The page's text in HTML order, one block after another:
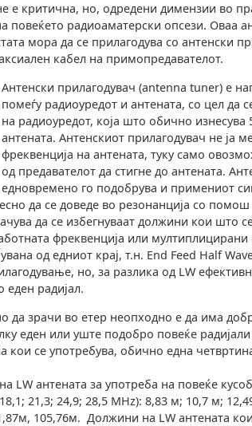
е критична, но, одредени димензии во
повеќето радиоаматерски опсези. Оваа
мора да се прилагодува со антенски
кабел на примопредавателот.
Антенски прилагодувач (antenna tuner) е
помеѓу радиоуредот и антената, со цел да
на радиоуредот, која што обично
антената. Антенскиот прилагодувач не ја
фреквенција на антената, туку само
од предавателот да стигне до антената.
едновремено го подобрува и примениот
да се доведе во резонанција со помош
да се избегнуваат должини кои што
фреквенција или мултиплицирани
од едниот крај, т.н. End Feed Half
но, за разлика од LW
еден радијал.
да зрачи во етер неопходно е да има
еден или уште подобро повеќе
кои се употребува, обично една
LW антената за употреба на повеќе
21,3; 24,9; 28,5 MHz): 8,83 м; 10,7 м;
105,76м. Должини на LW антената кои